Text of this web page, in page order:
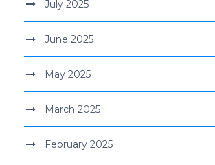
July 2025
June 2025
May 2025
March 2025
February 2025